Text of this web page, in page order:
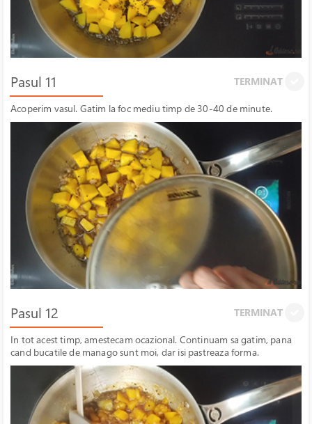
Pasul 11 TERMINAT
Acoperim vasul. Gatim la foc mediu timp de 30-40 de minute.
Pasul 12 TERMINAT
In tot acest timp, amestecam ocazional. Continuam sa gatim, pana
cand bucatile de manago sunt moi, dar isi pastreaza forma.